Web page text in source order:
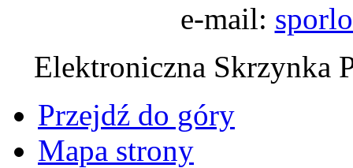
e-mail:
Elektroniczna Skrzynka
Przejdź do góry
Mapa strony